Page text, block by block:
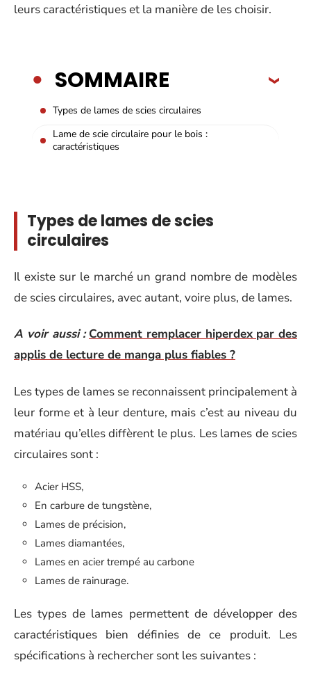
leurs caractéristiques et la manière de les choisir.
SOMMAIRE
Types de lames de scies circulaires
Lame de scie circulaire pour le bois :
caractéristiques
Types de lames de scies
circulaires
Il existe sur le marché un grand nombre de modèles
de scies circulaires, avec autant, voire plus, de lames.
A voir aussi : Comment remplacer hiperdex par des
applis de lecture de manga plus fiables ?
Les types de lames se reconnaissent principalement à
leur forme et à leur denture, mais c’est au niveau du
matériau qu’elles diffèrent le plus. Les lames de scies
circulaires sont :
Acier HSS,
En carbure de tungstène,
Lames de précision,
Lames diamantées,
Lames en acier trempé au carbone
Lames de rainurage.
Les types de lames permettent de développer des
caractéristiques bien définies de ce produit. Les
spécifications à rechercher sont les suivantes :